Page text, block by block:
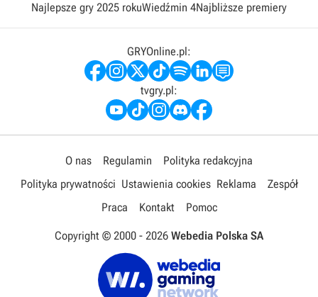
Najlepsze gry 2025 rokuWiedźmin 4Najbliższe premiery
GRYOnline.pl:
tvgry.pl:
O nas Regulamin
Polityka redakcyjna
Polityka prywatności Ustawienia cookies Reklama
Zespół
Praca
Kontakt Pomoc
Copyright © 2000 - 2026 Webedia Polska SA